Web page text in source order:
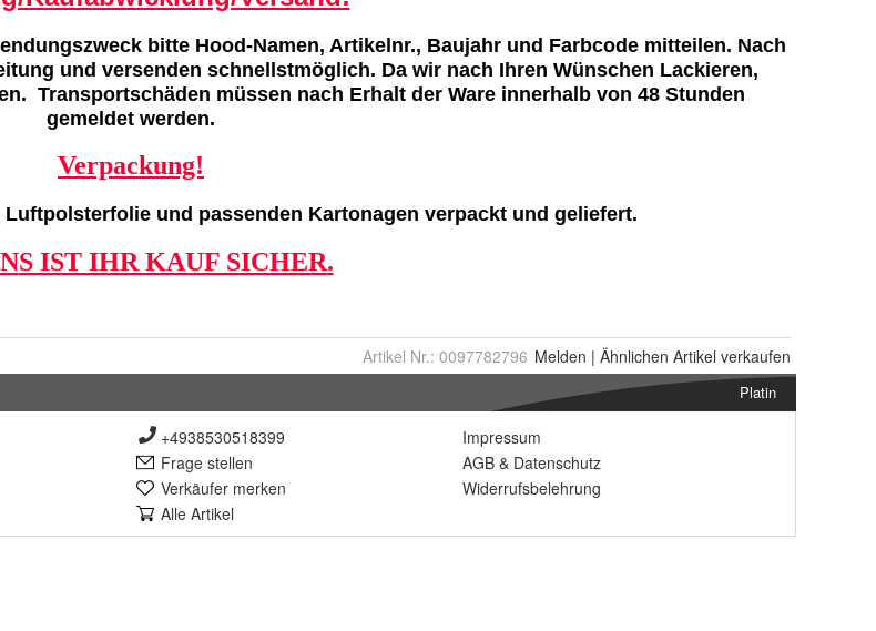
Artikel Nr.: 0097782796 Melden | Ähnlichen Artikel verkaufen
Platin
+4938530518399
Frage stellen
Verkäufer merken
Alle Artikel
Impressum
AGB & Datenschutz
Widerrufsbelehrung